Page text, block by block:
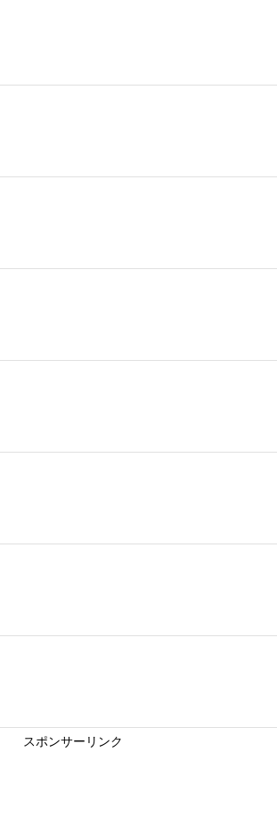
スポンサーリンク